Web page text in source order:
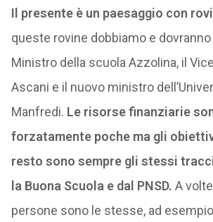
Il presente è un paesaggio con
queste rovine dobbiamo e dovranno
Ministro della scuola Azzolina, il
Ascani e il nuovo ministro
Manfredi. Le risorse finanziarie
forzatamente poche ma gli
resto sono sempre gli stessi
la Buona Scuola e dal PNSD. A
persone sono le stesse, ad